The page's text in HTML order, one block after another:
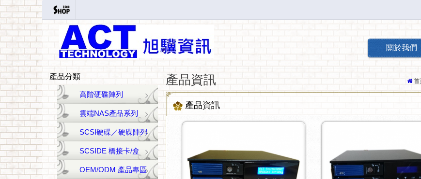
關於我們
產品分類
高階硬碟陣列
雲端NAS產品系列
SCSI硬碟／硬碟陣列
SCSIDE 橋接卡/盒
OEM/ODM 產品專區
產品資訊 首
產品資訊